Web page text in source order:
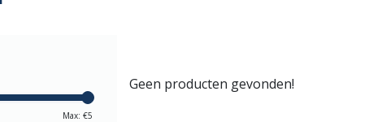
Max: €5
Geen producten gevonden!